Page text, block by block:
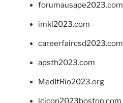
forumausape2023.com
imkl2023.com
careerfaircsd2023.com
apsth2023.com
MedItRio2023.org
lcicon2023boston.com